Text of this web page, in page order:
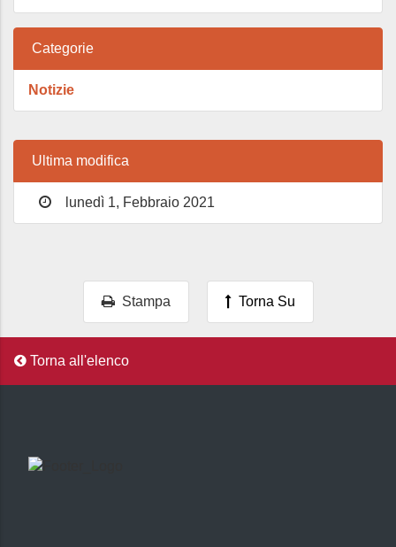
Categorie
Notizie
Ultima modifica
lunedì 1, Febbraio 2021
Stampa Torna Su
Torna all'elenco